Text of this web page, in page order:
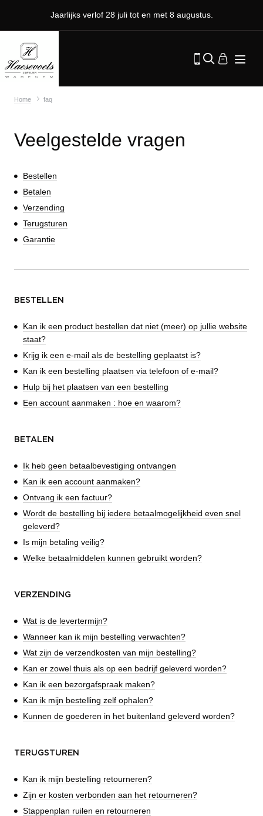
Jaarlijks verlof 28 juli tot en met 8 augustus.
Home faq
Veelgestelde vragen
Bestellen
Betalen
Verzending
Terugsturen
Garantie
BESTELLEN
Kan ik een product bestellen dat niet (meer) op jullie website
staat?
Krijg ik een e-mail als de bestelling geplaatst is?
Kan ik een bestelling plaatsen via telefoon of e-mail?
Hulp bij het plaatsen van een bestelling
Een account aanmaken : hoe en waarom?
BETALEN
Ik heb geen betaalbevestiging ontvangen
Kan ik een account aanmaken?
Ontvang ik een factuur?
Wordt de bestelling bij iedere betaalmogelijkheid even snel
geleverd?
Is mijn betaling veilig?
Welke betaalmiddelen kunnen gebruikt worden?
VERZENDING
Wat is de levertermijn?
Wanneer kan ik mijn bestelling verwachten?
Wat zijn de verzendkosten van mijn bestelling?
Kan er zowel thuis als op een bedrijf geleverd worden?
Kan ik een bezorgafspraak maken?
Kan ik mijn bestelling zelf ophalen?
Kunnen de goederen in het buitenland geleverd worden?
TERUGSTUREN
Kan ik mijn bestelling retourneren?
Zijn er kosten verbonden aan het retourneren?
Stappenplan ruilen en retourneren